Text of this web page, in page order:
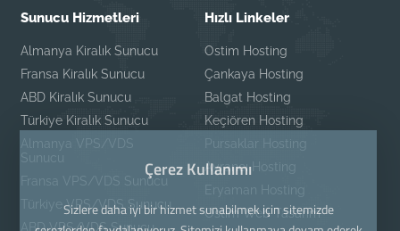
Sunucu Hizmetleri
Almanya Kiralık Sunucu
Fransa Kiralık Sunucu
ABD Kiralık Sunucu
Türkiye Kiralık Sunucu
Almanya VPS/VDS
Sunucu
Fransa VPS/VDS Sunucu
Türkiye VPS/VDS Sunucu
ABD VPS/VDS Sunucu
Hızlı Linkeler
Ostim Hosting
Çankaya Hosting
Balgat Hosting
Keçiören Hosting
Pursaklar Hosting
Ayrancı Hosting
Eryaman Hosting
Ostim Web Tasarım
Çerez Kullanımı
Sizlere daha iyi bir hizmet sunabilmek için sitemizde